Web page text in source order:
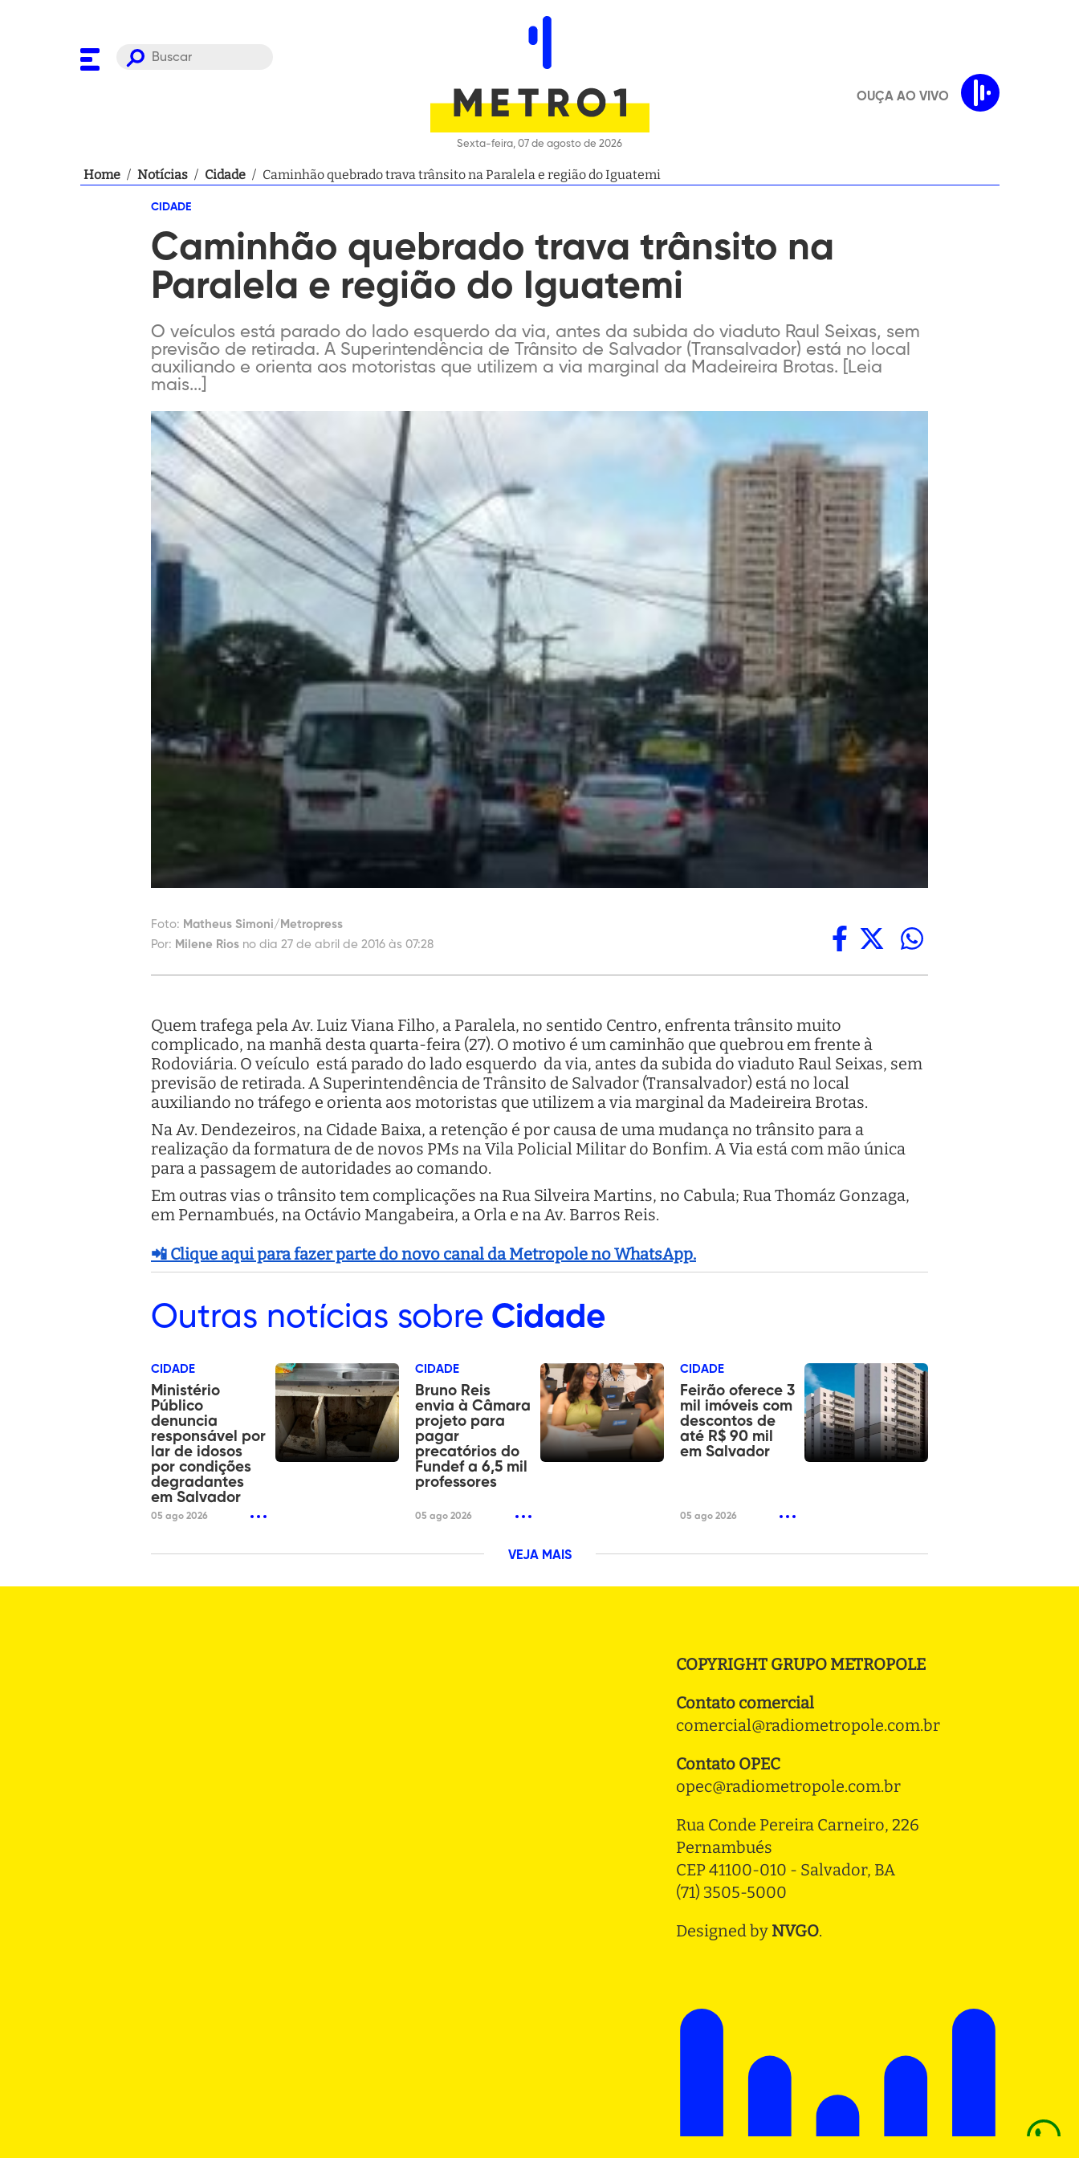
Sexta-feira, 07 de agosto de 2026
OUÇA AO VIVO
Home / Notícias / Cidade / Caminhão quebrado trava trânsito na Paralela e região do Iguatemi
CIDADE
Caminhão quebrado trava trânsito na
Paralela e região do Iguatemi
O veículos está parado do lado esquerdo da via, antes da subida do viaduto Raul Seixas, sem
previsão de retirada. A Superintendência de Trânsito de Salvador (Transalvador) está no local
auxiliando e orienta aos motoristas que utilizem a via marginal da Madeireira Brotas. [Leia
mais...]
Foto: Matheus Simoni/Metropress
Por: Milene Rios no dia 27 de abril de 2016 às 07:28
Quem trafega pela Av. Luiz Viana Filho, a Paralela, no sentido Centro, enfrenta trânsito muito
complicado, na manhã desta quarta-feira (27). O motivo é um caminhão que quebrou em frente à
Rodoviária. O veículo está parado do lado esquerdo da via, antes da subida do viaduto Raul Seixas, sem
previsão de retirada. A Superintendência de Trânsito de Salvador (Transalvador) está no local
auxiliando no tráfego e orienta aos motoristas que utilizem a via marginal da Madeireira Brotas.
Na Av. Dendezeiros, na Cidade Baixa, a retenção é por causa de uma mudança no trânsito para a
realização da formatura de de novos PMs na Vila Policial Militar do Bonfim. A Via está com mão única
para a passagem de autoridades ao comando.
Em outras vias o trânsito tem complicações na Rua Silveira Martins, no Cabula; Rua Thomáz Gonzaga,
em Pernambués, na Octávio Mangabeira, a Orla e na Av. Barros Reis.
📲 Clique aqui para fazer parte do novo canal da Metropole no WhatsApp.
Outras notícias sobre Cidade
CIDADE
Ministério
Público
denuncia
responsável por
lar de idosos
por condições
degradantes
em Salvador
05 ago 2026
CIDADE
Bruno Reis
envia à Câmara
projeto para
pagar
precatórios do
Fundef a 6,5 mil
professores
05 ago 2026
CIDADE
Feirão oferece 3
mil imóveis com
descontos de
até R$ 90 mil
em Salvador
05 ago 2026
VEJA MAIS
COPYRIGHT GRUPO METROPOLE
Contato comercial
comercial@radiometropole.com.br
Contato OPEC
opec@radiometropole.com.br
Rua Conde Pereira Carneiro, 226
Pernambués
CEP 41100-010 - Salvador, BA
(71) 3505-5000
Designed by NVGO.